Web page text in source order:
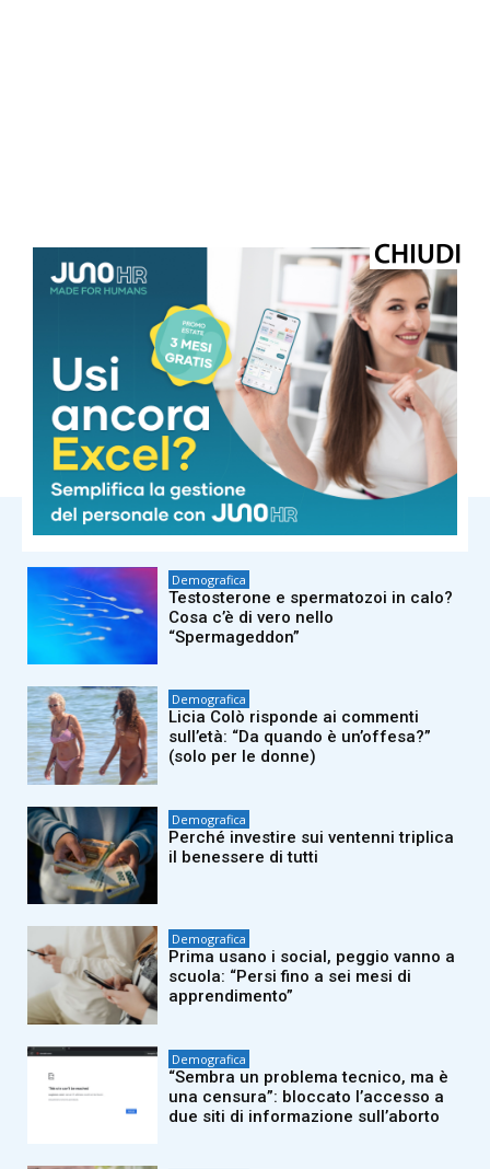
© Riproduzione riservata
TAGS adnkronos demografica
NOTIZIE CORRELATE
Demografica
Testosterone e spermatozoi in calo?
Cosa c’è di vero nello
“Spermageddon”
Demografica
Licia Colò risponde ai commenti
sull’età: “Da quando è un’offesa?”
(solo per le donne)
Demografica
Perché investire sui ventenni triplica
il benessere di tutti
Demografica
Prima usano i social, peggio vanno a
scuola: “Persi fino a sei mesi di
apprendimento”
Demografica
“Sembra un problema tecnico, ma è
una censura”: bloccato l’accesso a
due siti di informazione sull’aborto